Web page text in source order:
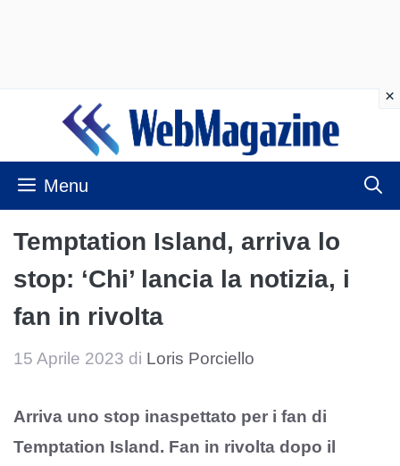
contenuto
Menu
Temptation Island, arriva lo
stop: ‘Chi’ lancia la notizia, i
fan in rivolta
15 Aprile 2023 di Loris Porciello
Arriva uno stop inaspettato per i fan di
Temptation Island. Fan in rivolta dopo il